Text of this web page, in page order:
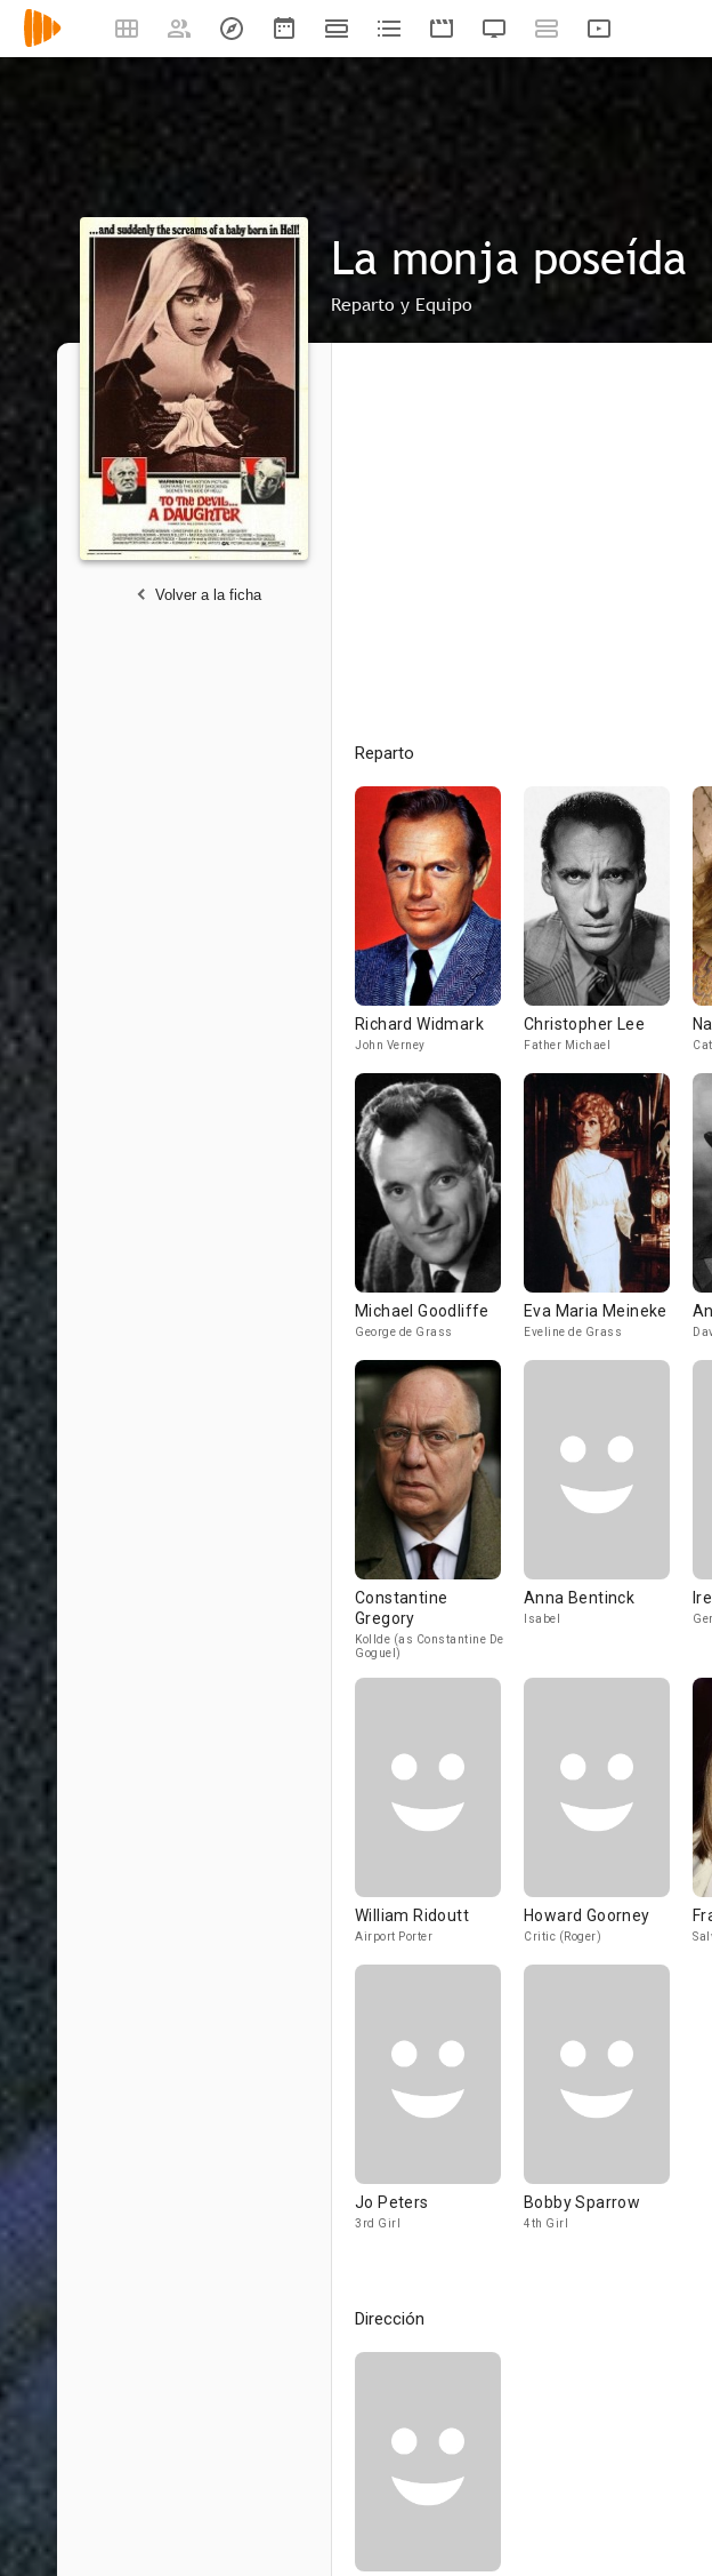
La monja poseída
Reparto y Equipo
Volver a la ficha
Reparto
Richard Widmark
John Verney
Christopher Lee
Father Michael
Michael Goodliffe
George de Grass
Eva Maria Meineke
Eveline de Grass
Constantine
Gregory
Kollde (as Constantine De
Goguel)
Anna Bentinck
Isabel
William Ridoutt
Airport Porter
Howard Goorney
Critic (Roger)
Jo Peters
3rd Girl
Bobby Sparrow
4th Girl
Dirección